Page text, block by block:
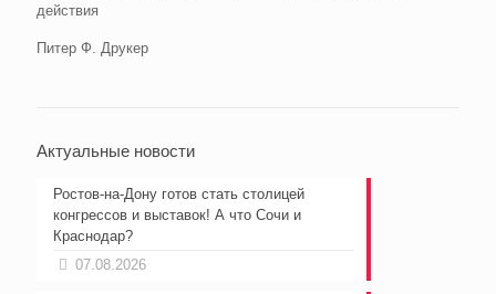
действия
Питер Ф. Друкер
Актуальные новости
Ростов-на-Дону готов стать столицей
конгрессов и выставок! А что Сочи и
Краснодар?
07.08.2026